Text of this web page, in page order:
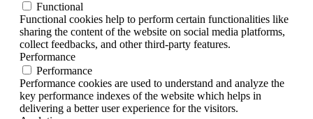
Functional
Functional cookies help to perform certain functionalities like
sharing the content of the website on social media platforms,
collect feedbacks, and other third-party features.
Performance
Performance
Performance cookies are used to understand and analyze the
key performance indexes of the website which helps in
delivering a better user experience for the visitors.